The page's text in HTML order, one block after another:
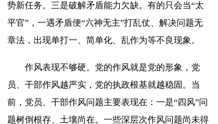
势新任务。三是破解矛盾能力欠缺。有的只会当“太
平官”，一遇矛盾便“六神无主”打乱仗、解决问题无
章法，出现单打一、简单化、乱作为等不良现象。
作风表现不够硬。党的作风就是党的形象，党
员、干部作风越严实，党的执政根基就越稳固。当
前，党员、干部作风问题主要表现在：一是“四风”问
题树倒根存、土壤尚在。一些深层次作风问题尚未得